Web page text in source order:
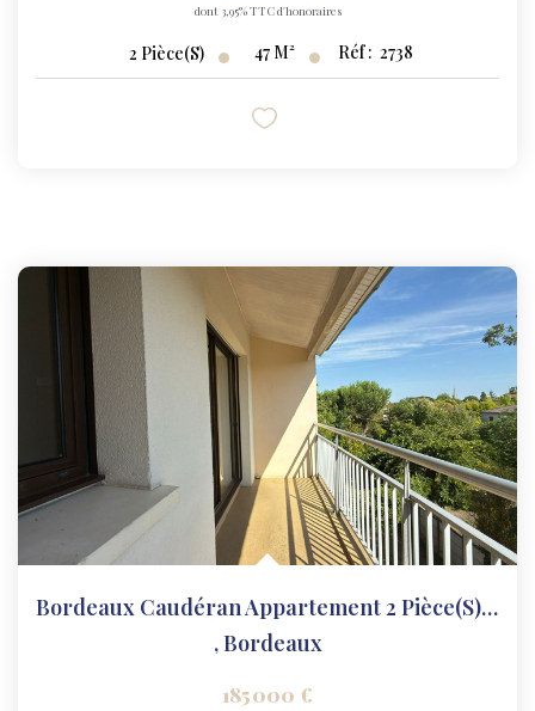
dont 3,95% TTC d'honoraires
2 Pièce(s) 47 M² Réf : 2738
Bordeaux Caudéran Appartement 2 Pièce(s) 46.47 M2
,Bordeaux
185 000 €